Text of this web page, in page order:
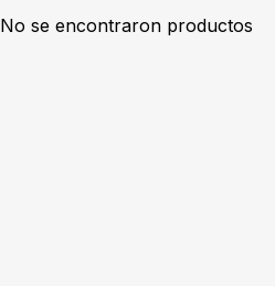
No se encontraron productos